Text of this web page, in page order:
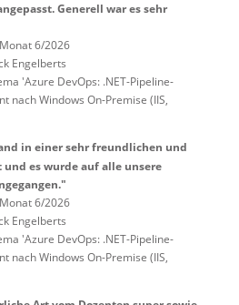
Generell war es sehr
6/2026
Engelberts
'Azure DevOps: .NET-Pipeline-
nach Windows On-Premise (IIS,
in einer sehr freundlichen und
es wurde auf alle unsere
6/2026
Engelberts
'Azure DevOps: .NET-Pipeline-
nach Windows On-Premise (IIS,